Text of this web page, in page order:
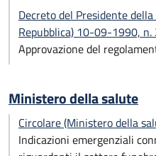
Decreto del Presidente
Repubblica) 10-09-1990, n.
Approvazione del
Ministero della salute
Circolare (Ministero della
Indicazioni emergenziali